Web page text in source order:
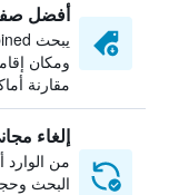
أفضل
ومكان
مقارنة
إلغاء
من
البحث